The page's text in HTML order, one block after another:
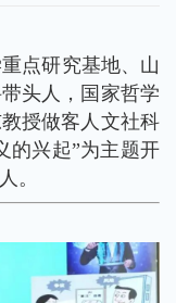
点研究基地、山
头人，国家哲学
授做客人文社科
的兴起”为主题开
。